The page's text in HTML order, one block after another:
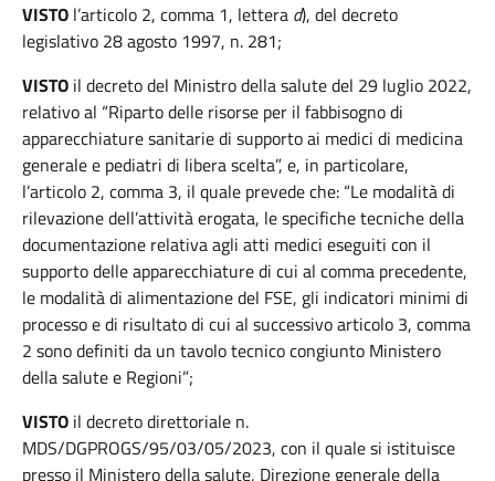
VISTO l’articolo 2, comma 1, lettera d), del decreto
legislativo 28 agosto 1997, n. 281;
VISTO il decreto del Ministro della salute del 29 luglio 2022,
relativo al “Riparto delle risorse per il fabbisogno di
apparecchiature sanitarie di supporto ai medici di medicina
generale e pediatri di libera scelta”, e, in particolare,
l’articolo 2, comma 3, il quale prevede che: “Le modalità di
rilevazione dell’attività erogata, le specifiche tecniche della
documentazione relativa agli atti medici eseguiti con il
supporto delle apparecchiature di cui al comma precedente,
le modalità di alimentazione del FSE, gli indicatori minimi di
processo e di risultato di cui al successivo articolo 3, comma
2 sono definiti da un tavolo tecnico congiunto Ministero
della salute e Regioni”;
VISTO il decreto direttoriale n.
MDS/DGPROGS/95/03/05/2023, con il quale si istituisce
presso il Ministero della salute, Direzione generale della